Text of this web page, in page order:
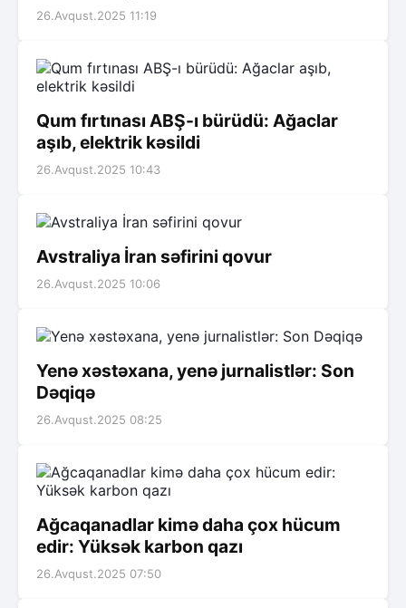
26.Avqust.2025 11:19
Qum fırtınası ABŞ-ı bürüdü: Ağaclar
aşıb, elektrik kəsildi
26.Avqust.2025 10:43
Avstraliya İran səfirini qovur
26.Avqust.2025 10:06
Yenə xəstəxana, yenə jurnalistlər: Son
Dəqiqə
26.Avqust.2025 08:25
Ağcaqanadlar kimə daha çox hücum
edir: Yüksək karbon qazı
26.Avqust.2025 07:50